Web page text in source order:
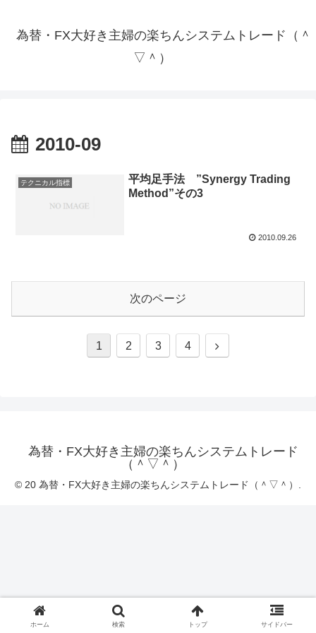
為替・FX大好き主婦の楽ちんシステムトレード（＾
▽＾）
2010-09
テクニカル指標
平均足手法 ”Synergy Trading
Method”その3
2010.09.26
次のページ
1 2 3 4
次
為替・FX大好き主婦の楽ちんシステムトレード
（＾▽＾）
© 20 為替・FX大好き主婦の楽ちんシステムトレード（＾▽＾）.
ホーム 検索 トップ サイドバー